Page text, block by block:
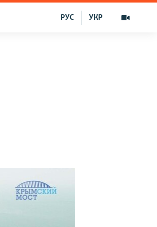
УКР
РУС